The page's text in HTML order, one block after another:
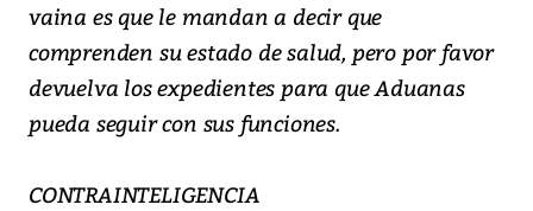
vaina es que le mandan a decir que
comprenden su estado de salud, pero por favor
devuelva los expedientes para que Aduanas
pueda seguir con sus funciones.
CONTRAINTELIGENCIA